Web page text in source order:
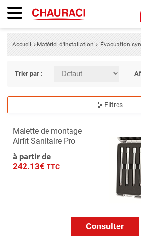
Accueil Matériel d'installation Évacuation
Trier par :
Filtres
Malette de montage
Airfit Sanitaire Pro
à partir de
242.13€ TTC
Consulter